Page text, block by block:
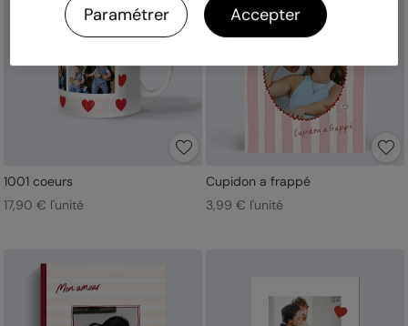
1001 coeurs
17,90 € l'unité
Cupidon a frappé
3,99 € l'unité
Paramétrer Accepter